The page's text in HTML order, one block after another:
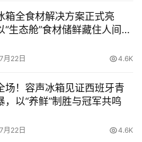
过系统、培训、运营等赋能，
求职者提供更丰富多元的工作
央视的亮相，也是通过有力的
上的赋能。
新一轮品牌广告营销战役，无
将迎来一场大爆发，借助央视
响力和美誉度推向一个新高
箱全食材解决方案正式亮
“生态舱”食材储鲜藏住人间烟
月22日 4.6K
场！容声冰箱见证西班牙青
，以“养鲜”制胜与冠军共鸣
月22日 4.6K